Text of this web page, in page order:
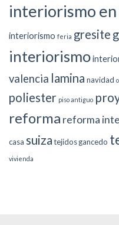
interiorismo en
interiorismo feria gresite
interiorismo
valencia lamina navidad
poliester piso antiguo
reforma reforma
casa suiza tejidos gancedo
vivienda